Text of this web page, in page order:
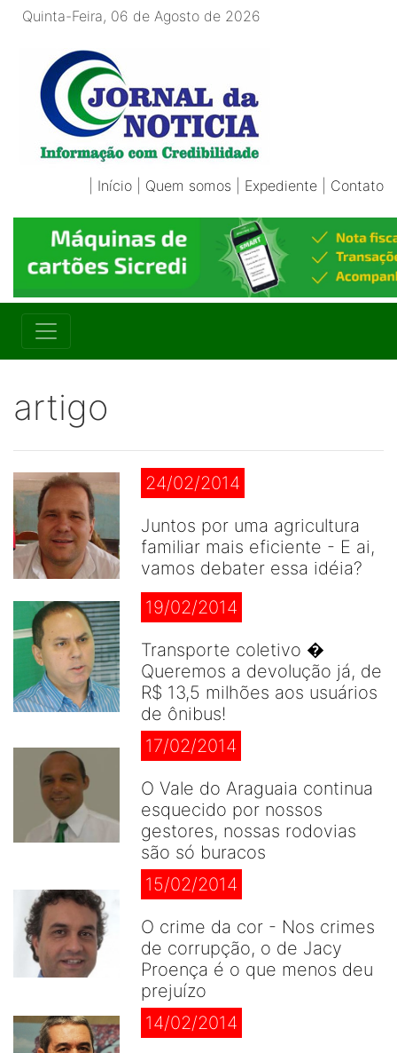
Quinta-Feira, 06 de Agosto de 2026
Início Quem somos Expediente Contato
artigo
24/02/2014
Juntos por uma agricultura
familiar mais eficiente - E ai,
vamos debater essa idéia?
19/02/2014
Transporte coletivo �
Queremos a devolução já, de
R$ 13,5 milhões aos usuários
de ônibus!
17/02/2014
O Vale do Araguaia continua
esquecido por nossos
gestores, nossas rodovias
são só buracos
15/02/2014
O crime da cor - Nos crimes
de corrupção, o de Jacy
Proença é o que menos deu
prejuízo
14/02/2014